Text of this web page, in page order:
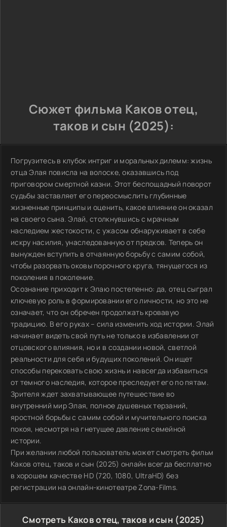
Сюжет фильма Каков отец,
таков и сын (2025):
Погрузитесь в клубок интриг и моральных дилемм: жизнь
отца Элая повисла на волоске, оказавшись под
приговором смертной казни. Этот беспощадный поворот
судьбы заставляет его переосмыслить глубинные
жизненные принципы и оценить, какое влияние он оказал
на своего сына. Элай, столкнувшись с мрачным
наследием жестокости, с ужасом обнаруживает в себе
искру насилия, унаследованную от предков. Теперь он
вынужден вступить в отчаянную борьбу с самим собой,
чтобы разорвать оковы порочного круга, тянущегося из
поколения в поколение.
Осознание приходит к Элаю постепенно: да, отец сыграл
ключевую роль в формировании его личности, но это не
означает, что он обречен продолжать кровавую
традицию. В его руках – сила изменить ход истории. Элай
начинает видеть свой путь не только в избавлении от
отцовского влияния, но и в создании новой, светлой
реальности для себя и будущих поколений. Он ищет
способы перековать свою жизнь и навсегда избавиться
от темного наследия, которое преследует его по пятам.
Зрителя ждет захватывающее путешествие во
внутренний мир Элая, полное душевных терзаний,
яростной борьбы с самим собой и мучительного поиска
покоя, несмотря на гнетущее давление семейной
истории.
При желании любой пользователь может смотреть фильм
Каков отец, таков и сын (2025) онлайн всегда бесплатно
в хорошем качестве HD (720, 1080, UltraHD) без
регистрации на онлайн-кинотеатре Zona-Films.
Смотреть Каков отец, таков и сын (2025)